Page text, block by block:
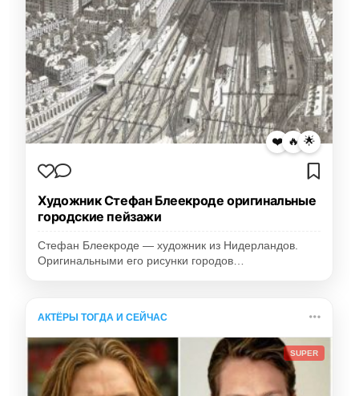
❤️ 🔥 🌟
Художник Стефан Блеекроде оригинальные
городские пейзажи
Стефан Блеекроде — художник из Нидерландов.
Оригинальными его рисунки городов…
АКТЁРЫ ТОГДА И СЕЙЧАС
SUPER